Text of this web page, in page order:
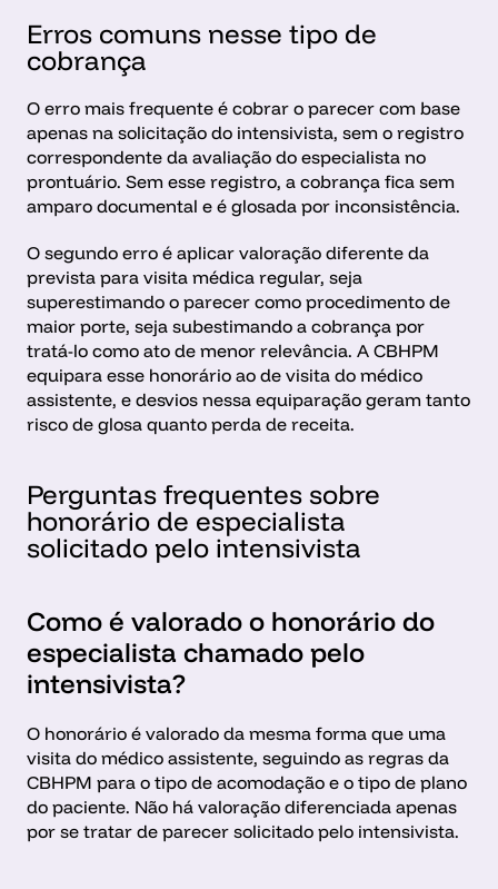
Erros comuns nesse tipo de
cobrança
O erro mais frequente é cobrar o parecer com base
apenas na solicitação do intensivista, sem o registro
correspondente da avaliação do especialista no
prontuário. Sem esse registro, a cobrança fica sem
amparo documental e é glosada por inconsistência.
O segundo erro é aplicar valoração diferente da
prevista para visita médica regular, seja
superestimando o parecer como procedimento de
maior porte, seja subestimando a cobrança por
tratá-lo como ato de menor relevância. A CBHPM
equipara esse honorário ao de visita do médico
assistente, e desvios nessa equiparação geram tanto
risco de glosa quanto perda de receita.
Perguntas frequentes sobre
honorário de especialista
solicitado pelo intensivista
Como é valorado o honorário do
especialista chamado pelo
intensivista?
O honorário é valorado da mesma forma que uma
visita do médico assistente, seguindo as regras da
CBHPM para o tipo de acomodação e o tipo de plano
do paciente. Não há valoração diferenciada apenas
por se tratar de parecer solicitado pelo intensivista.